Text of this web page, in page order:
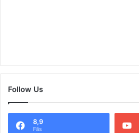
Follow Us
8,9
Fãs